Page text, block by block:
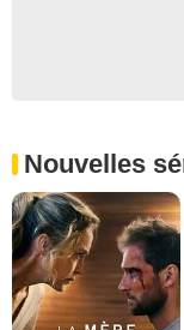
Nouvelles